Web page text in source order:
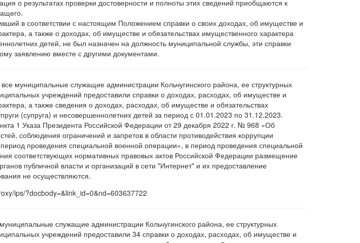
о результатах проверки достоверности и полноты этих сведений приобщаются к
в соответствии с настоящим Положением справки о своих доходах, об имуществе и
а также о доходах, об имуществе и обязательствах имущественного характера
детей, не был назначен на должность муниципальной службы, эти справки
заявлению вместе с другими документами.
муниципальные служащие администрации Кольчугинского района, ее структурных
учреждений предоставили справки о доходах, расходах, об имуществе и
а также сведения о доходах, расходах, об имуществе и обязательствах
(супруга) и несовершеннолетних детей за период с 01.01.2023 по 31.12.2023.
1 Указа Президента Российской Федерации от 29 декабря 2022 г. № 968 «Об
соблюдения ограничений и запретов в области противодействия коррупции
проведения специальной военной операции», в период проведения специальной
соответствующих нормативных правовых актов Российской Федерации размещение
публичной власти и организаций в сети "Интернет" и их предоставление
не осуществляются.
ips/?docbody=&link_id=0&nd=603637722
служащие администрации Кольчугинского района, ее структурных
учреждений предоставили 34 справки о доходах, расходах, об имуществе и